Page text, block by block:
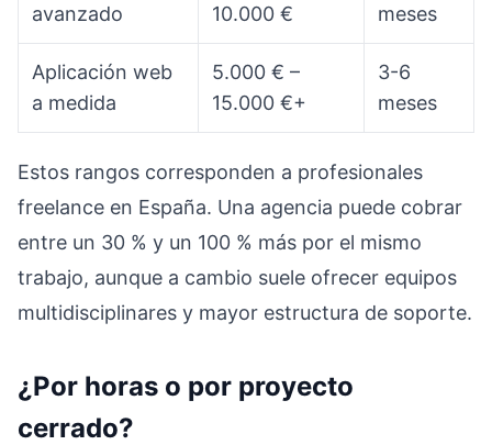
avanzado 10.000 € meses
Aplicación web
a medida
5.000 € –
15.000 €+
3-6
meses
Estos rangos corresponden a profesionales
freelance en España. Una agencia puede cobrar
entre un 30 % y un 100 % más por el mismo
trabajo, aunque a cambio suele ofrecer equipos
multidisciplinares y mayor estructura de soporte.
¿Por horas o por proyecto
cerrado?